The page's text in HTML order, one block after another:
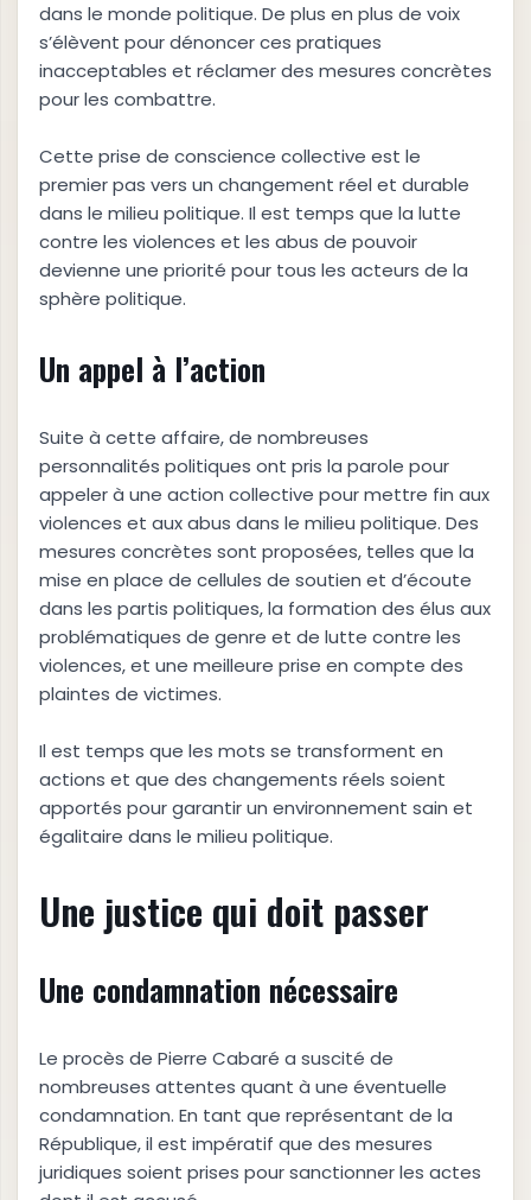
dans le monde politique. De plus en plus de voix
s’élèvent pour dénoncer ces pratiques
inacceptables et réclamer des mesures concrètes
pour les combattre.
Cette prise de conscience collective est le
premier pas vers un changement réel et durable
dans le milieu politique. Il est temps que la lutte
contre les violences et les abus de pouvoir
devienne une priorité pour tous les acteurs de la
sphère politique.
Un appel à l’action
Suite à cette affaire, de nombreuses
personnalités politiques ont pris la parole pour
appeler à une action collective pour mettre fin aux
violences et aux abus dans le milieu politique. Des
mesures concrètes sont proposées, telles que la
mise en place de cellules de soutien et d’écoute
dans les partis politiques, la formation des élus aux
problématiques de genre et de lutte contre les
violences, et une meilleure prise en compte des
plaintes de victimes.
Il est temps que les mots se transforment en
actions et que des changements réels soient
apportés pour garantir un environnement sain et
égalitaire dans le milieu politique.
Une justice qui doit passer
Une condamnation nécessaire
Le procès de Pierre Cabaré a suscité de
nombreuses attentes quant à une éventuelle
condamnation. En tant que représentant de la
République, il est impératif que des mesures
juridiques soient prises pour sanctionner les actes